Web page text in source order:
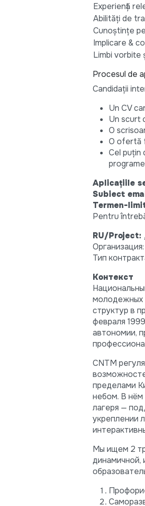
Experiență
Abilități de
Cunoștințe
Implicare &
Limbi vorbite
Procesul de
Candidații
Un CV
Un scurt
O
O ofertă
Cel puțin
Aplicațiile
Subiect
Termen-
Pentru
RU/Project:
Тип
Контекст
молодежных
структур в
февраля
автономии,
CNTM
пределами
небом. В нём
лагеря —
укреплении
Мы ищем 2
динамичной,